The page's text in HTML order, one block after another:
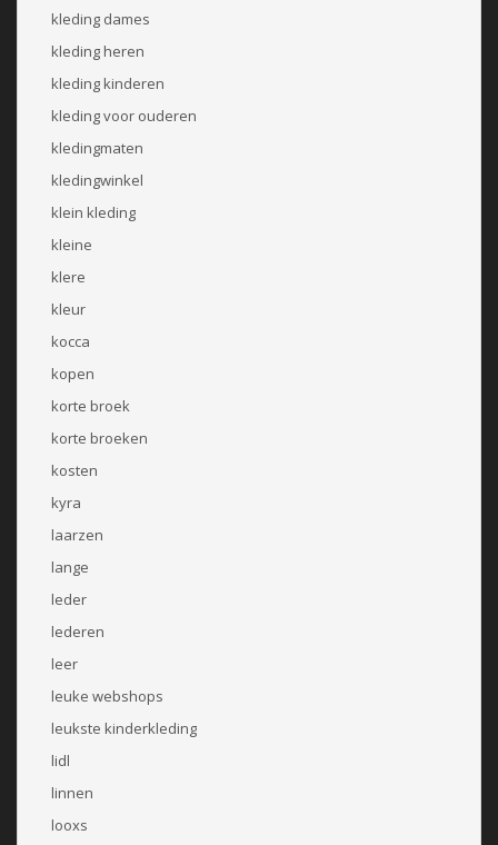
kleding dames
kleding heren
kleding kinderen
kleding voor ouderen
kledingmaten
kledingwinkel
klein kleding
kleine
klere
kleur
kocca
kopen
korte broek
korte broeken
kosten
kyra
laarzen
lange
leder
lederen
leer
leuke webshops
leukste kinderkleding
lidl
linnen
looxs